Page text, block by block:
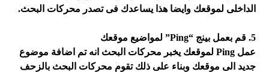
الداخلى لموقعك وايضا هذا يساعدك فى تصدر محركات البحث.
5. قم بعمل بينج “Ping” لمواضيع موقعك
عمل Ping لموقعك يخبر محركات البحث انه تم اضافة موضوع
جديد الى موقعك وبناء على ذلك تقوم محركات البحث بالزحف